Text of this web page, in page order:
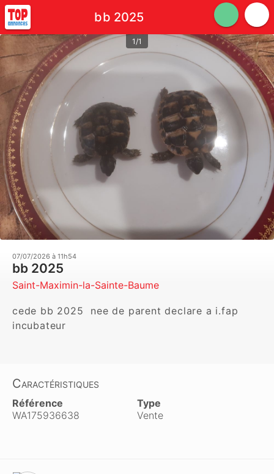
bb 2025
1/1
07/07/2026 à 11h54
bb 2025
Saint-Maximin-la-Sainte-Baume
cede bb 2025  nee de parent declare a i.fap
incubateur
Caractéristiques
Référence
WA175936638
Type
Vente